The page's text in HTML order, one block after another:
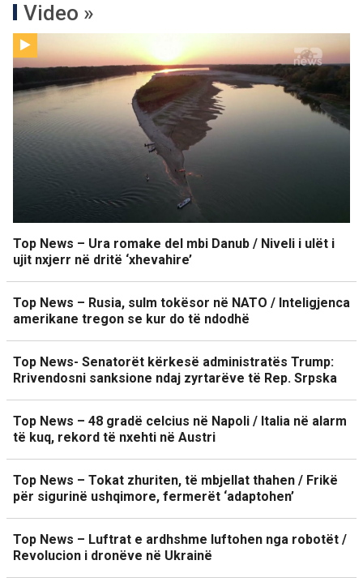
Video »
Top News – Ura romake del mbi Danub / Niveli i ulët i
ujit nxjerr në dritë ‘xhevahire’
Top News – Rusia, sulm tokësor në NATO / Inteligjenca
amerikane tregon se kur do të ndodhë
Top News- Senatorët kërkesë administratës Trump:
Rrivendosni sanksione ndaj zyrtarëve të Rep. Srpska
Top News – 48 gradë celcius në Napoli / Italia në alarm
të kuq, rekord të nxehti në Austri
Top News – Tokat zhuriten, të mbjellat thahen / Frikë
për sigurinë ushqimore, fermerët ‘adaptohen’
Top News – Luftrat e ardhshme luftohen nga robotët /
Revolucion i dronëve në Ukrainë